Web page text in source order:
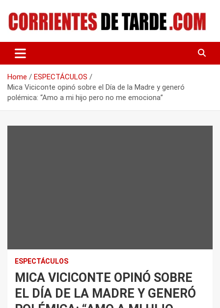
content
CORRIENTES DE TARDE
Home
ESPECTÁCULOS
Mica Viciconte opinó sobre el Día de la Madre y generó
polémica: “Amo a mi hijo pero no me emociona”
ESPECTÁCULOS
MICA VICICONTE OPINÓ SOBRE
EL DÍA DE LA MADRE Y GENERÓ